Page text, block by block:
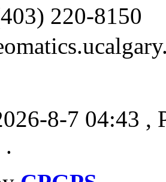
220-8150
8-7 04:43 ,
.